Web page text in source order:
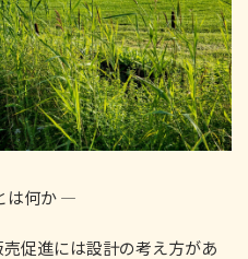
は何か ―
促進には設計の考え方があ